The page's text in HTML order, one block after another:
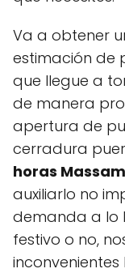
Va a obtener
estimación de
que llegue a
de manera
apertura de
cerradura
horas
auxiliarlo no
demanda a lo
festivo o no,